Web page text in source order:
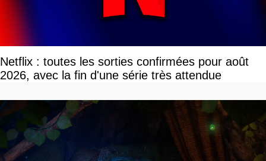
Netflix : toutes les sorties confirmées pour août
2026, avec la fin d'une série très attendue